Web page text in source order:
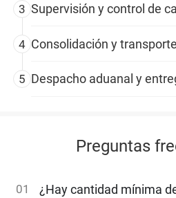
3 Supervisión y control de
4 Consolidación y transporte
5 Despacho aduanal y
Preguntas
01 ¿Hay cantidad mínima